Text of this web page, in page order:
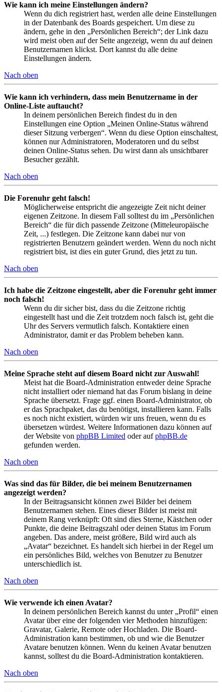
Wie kann ich meine Einstellungen ändern?
Wenn du dich registriert hast, werden alle deine Einstellungen
in der Datenbank des Boards gespeichert. Um diese zu
ändern, gehe in den „Persönlichen Bereich“; der Link dazu
wird meist oben auf der Seite angezeigt, wenn du auf deinen
Benutzernamen klickst. Dort kannst du alle deine
Einstellungen ändern.
Nach oben
Wie kann ich verhindern, dass mein Benutzername in der
Online-Liste auftaucht?
In deinem persönlichen Bereich findest du in den
Einstellungen eine Option „Meinen Online-Status während
dieser Sitzung verbergen“. Wenn du diese Option einschaltest,
können nur Administratoren, Moderatoren und du selbst
deinen Online-Status sehen. Du wirst dann als unsichtbarer
Besucher gezählt.
Nach oben
Die Forenuhr geht falsch!
Möglicherweise entspricht die angezeigte Zeit nicht deiner
eigenen Zeitzone. In diesem Fall solltest du im „Persönlichen
Bereich“ die für dich passende Zeitzone (Mitteleuropäische
Zeit, ...) festlegen. Die Zeitzone kann dabei nur von
registrierten Benutzern geändert werden. Wenn du noch nicht
registriert bist, ist dies ein guter Grund, dies jetzt zu tun.
Nach oben
Ich habe die Zeitzone eingestellt, aber die Forenuhr geht immer
noch falsch!
Wenn du dir sicher bist, dass du die Zeitzone richtig
eingestellt hast und die Zeit trotzdem noch falsch ist, geht die
Uhr des Servers vermutlich falsch. Kontaktiere einen
Administrator, damit er das Problem beheben kann.
Nach oben
Meine Sprache steht auf diesem Board nicht zur Auswahl!
Meist hat die Board-Administration entweder deine Sprache
nicht installiert oder niemand hat das Forum bislang in deine
Sprache übersetzt. Frage ggf. einen Board-Administrator, ob
er das Sprachpaket, das du benötigst, installieren kann. Falls
es noch nicht existiert, würden wir uns freuen, wenn du es
übersetzen würdest. Weitere Informationen dazu können auf
der Website von phpBB Limited oder aufphpBB.de
gefunden werden.
Nach oben
Was sind das für Bilder, die bei meinem Benutzernamen
angezeigt werden?
In der Beitragsansicht können zwei Bilder bei deinem
Benutzernamen stehen. Eines dieser Bilder ist meist mit
deinem Rang verknüpft: Oft sind dies Sterne, Kästchen oder
Punkte, die deine Beitragszahl oder deinen Status im Forum
angeben. Das andere, meist größere, Bild wird auch als
„Avatar“ bezeichnet. Es handelt sich hierbei in der Regel um
ein persönliches Bild, welches von Benutzer zu Benutzer
unterschiedlich ist.
Nach oben
Wie verwende ich einen Avatar?
In deinem persönlichen Bereich kannst du unter „Profil“ einen
Avatar über eine der folgenden vier Methoden hinzufügen:
Gravatar, Galerie, Remote oder Hochladen. Die Board-
Administration kann bestimmen, ob und wie die Benutzer
Avatare benutzen können. Wenn du keinen Avatar benutzen
kannst, solltest du die Board-Administration kontaktieren.
Nach oben